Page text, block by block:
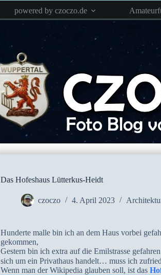
powered by czoczo.de
Das Hofeshaus Lütterkus-Heidt
czoczo 4. April 2023
Hunderte malle bin ich an dem Haus vorbei
gekommen,
Gestern bin ich extra auf die Emilstrasse
sich um ein Privathaus handelt… muss ich
Wenn man der Wikipedia glauben soll, ist das